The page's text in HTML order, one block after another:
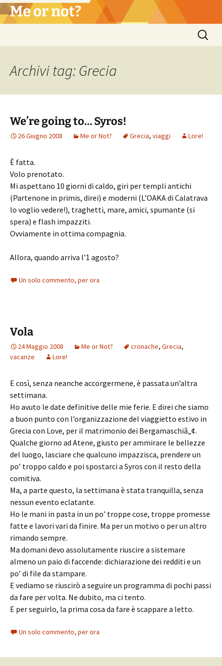
Vai
al Me or not?
Ricerca
per:
Archivi tag: Grecia
We’re going to… Syros!
26 Giugno 2008 Me or Not? Grecia, viaggi Lore!
È fatta.
Volo prenotato.
Mi aspettano 10 giorni di caldo, giri per templi antichi
(Partenone in primis, direi) e moderni (L’OAKA di Calatrava
lo voglio vedere!), traghetti, mare, amici, spumante (si
spera) e flash impazziti.
Ovviamente in ottima compagnia.
Allora, quando arriva l’1 agosto?
Un solo commento, per ora
Vola
24 Maggio 2008 Me or Not? cronache, Grecia,
vacanze
Lore!
E così, senza neanche accorgermene, è passata un’altra
settimana.
Ho avuto le date definitive delle mie ferie. E direi che siamo
a buon punto con l’organizzazione del viaggietto estivo in
Grecia con Love, per il matrimonio dei Bergamaschiâ„¢.
Qualche giorno ad Atene, giusto per ammirare le bellezze
del luogo, lasciare che qualcuno impazzisca, prendere un
po’ troppo caldo e poi spostarci a Syros con il resto della
comitiva.
Ma, a parte questo, la settimana è stata tranquilla, senza
nessun evento eclatante.
Ho le mani in pasta in un po’ troppe cose, troppe promesse
fatte e lavori vari da finire. Ma per un motivo o per un altro
rimando sempre.
Ma domani devo assolutamente riuscire a sistemare
almeno un paio di faccende: dichiarazione dei redditi e un
po’ di file da stampare.
E vediamo se riuscirò a seguire un programma di pochi passi
da fare per volta. Ne dubito, ma ci tento.
E per seguirlo, la prima cosa da fare è scappare a letto.
Un solo commento, per ora